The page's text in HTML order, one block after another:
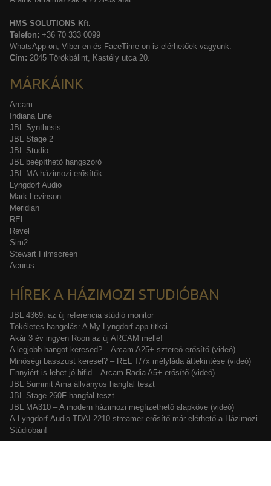
HMS SOLUTIONS Kft.
Telefon: +36 70 333 0099
WhatsApp-on, Viber-en és FaceTime-on is elérhetőek vagyunk.
Cím: 2045 Törökbálint, Kastély utca 20.
MÁRKÁINK
Arcam
Indiana Line
JBL Synthesis
JBL Stage 2
JBL Studio
JBL beépíthető hangszóró
JBL MA házimozi erősítők
Lyngdorf Audio
Mark Levinson
Meridian
REL
Revel
Sim2
Stewart Filmscreen
Acurus
HÍREK A HÁZIMOZI STUDIÓBAN
JBL 4369: az új referencia stúdió monitor
Tökéletes hangolás: A My Lyngdorf app titkai
Akár 3 év ingyen Roon az új ARCAM mellé!
A legjobb hangot keresed? – Arcam A25+ sztereó erősítő (videó)
Minőségi basszust keresel? – REL T/7x mélyláda áttekintése (videó)
Ennyiért is lehet jó hifid – Arcam Radia A5+ erősítő (videó)
JBL Summit Ama állványos hangfal teszt
JBL Stage 260F hangfal teszt
JBL MA310 – A modern házimozi megfizethető alapköve (videó)
A Lyngdorf Audio TDAI-2210 streamer-erősítő már elérhető a Házimozi
Stúdióban!